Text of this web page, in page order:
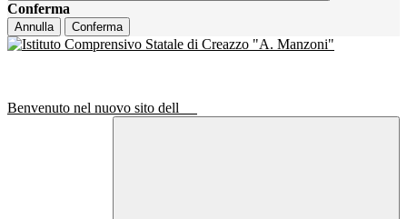
Conferma
Annulla Conferma
Benvenuto nel nuovo sito dell